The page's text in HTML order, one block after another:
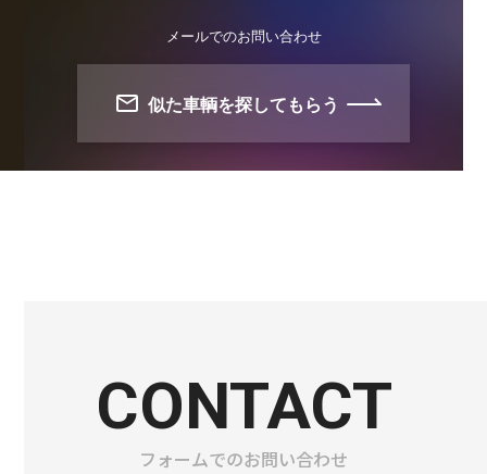
メールでのお問い合わせ
似た車輌を探してもらう
CONTACT
フォームでのお問い合わせ